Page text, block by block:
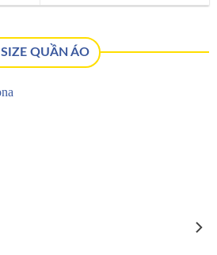
SIZE QUẦN ÁO